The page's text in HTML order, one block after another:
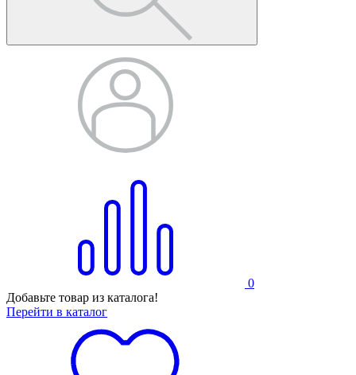
0
Добавьте товар из каталога!
Перейти в каталог